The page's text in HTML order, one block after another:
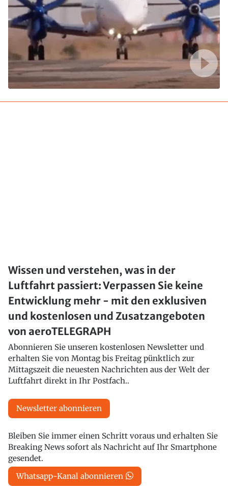
Wissen und verstehen, was in der
Luftfahrt passiert: Verpassen Sie keine
Entwicklung mehr - mit den exklusiven
und kostenlosen und Zusatzangeboten
von aeroTELEGRAPH
Abonnieren Sie unseren kostenlosen Newsletter und
erhalten Sie von Montag bis Freitag pünktlich zur
Mittagszeit die neuesten Nachrichten aus der Welt der
Luftfahrt direkt in Ihr Postfach..
Newsletter abonnieren
Bleiben Sie immer einen Schritt voraus und erhalten Sie
Breaking News sofort als Nachricht auf Ihr Smartphone
gesendet.
Whatsapp-Kanal abonnieren